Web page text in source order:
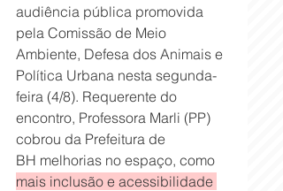
audiência pública promovida
pela Comissão de Meio
Ambiente, Defesa dos Animais e
Política Urbana nesta segunda-
feira (4/8). Requerente do
encontro, Professora Marli (PP)
cobrou da Prefeitura de
BH melhorias no espaço, como
mais inclusão e acessibilidade